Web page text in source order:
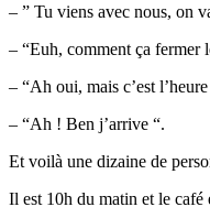
– ” Tu viens avec nous, on
– “Euh, comment ça fermer
– “Ah oui, mais c’est
– “Ah ! Ben j’arrive “.
Et voilà une dizaine de
Il est 10h du matin et le café